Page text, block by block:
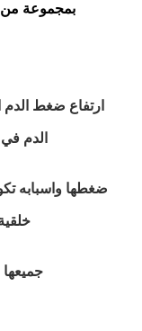
بمجموعة من
ارتفاع ضغط
الدم
ضغطها واسبابه